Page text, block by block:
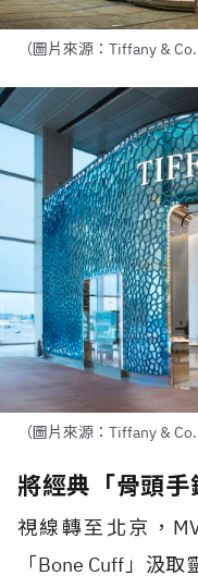
（圖片來源：Tiffany & Co.
（圖片來源：Tiffany & Co.
將經典「骨頭
視線轉至北京，
「Bone Cuff」汲取